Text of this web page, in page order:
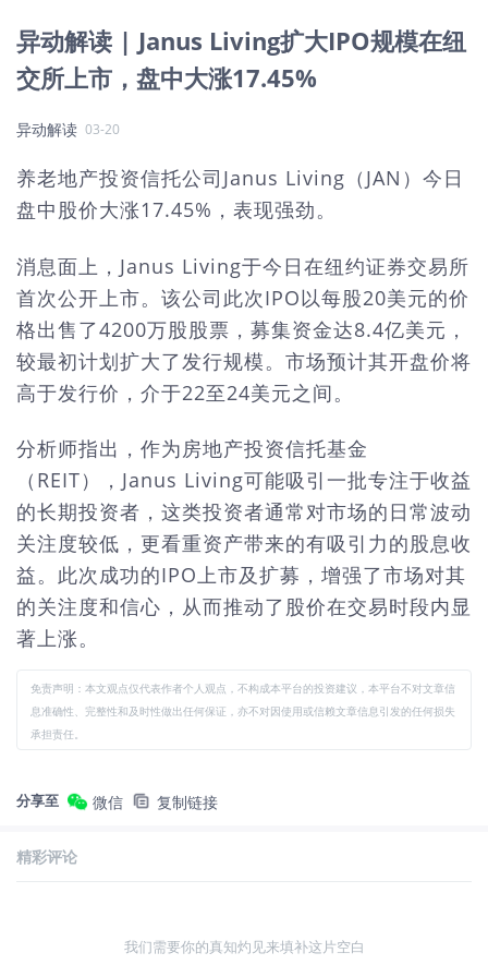
异动解读 | Janus Living扩大IPO规模在纽
交所上市，盘中大涨17.45%
异动解读 03-20
养老地产投资信托公司Janus Living（JAN）今日
盘中股价大涨17.45%，表现强劲。
消息面上，Janus Living于今日在纽约证券交易所
首次公开上市。该公司此次IPO以每股20美元的价
格出售了4200万股股票，募集资金达8.4亿美元，
较最初计划扩大了发行规模。市场预计其开盘价将
高于发行价，介于22至24美元之间。
分析师指出，作为房地产投资信托基金
（REIT），Janus Living可能吸引一批专注于收益
的长期投资者，这类投资者通常对市场的日常波动
关注度较低，更看重资产带来的有吸引力的股息收
益。此次成功的IPO上市及扩募，增强了市场对其
的关注度和信心，从而推动了股价在交易时段内显
著上涨。
免责声明：本文观点仅代表作者个人观点，不构成本平台的投资建议，本平台不对文章信
息准确性、完整性和及时性做出任何保证，亦不对因使用或信赖文章信息引发的任何损失
承担责任。
分享至 微信 复制链接
精彩评论
我们需要你的真知灼见来填补这片空白